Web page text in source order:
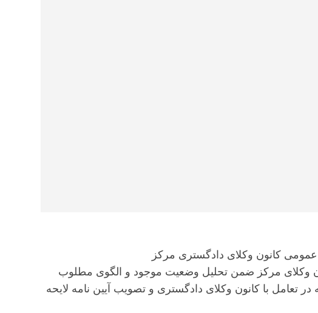
کانون وکلای دادگستری مرکز
وکلای مرکز ضمن تحلیل وضعیت موجود و الگوی مطلوب
در تعامل با کانون وکلای دادگستری و تصویب آیین نامه لایحه